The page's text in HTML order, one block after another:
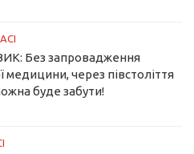
Без запровадження
медицини, через півстоліття
буде забути!